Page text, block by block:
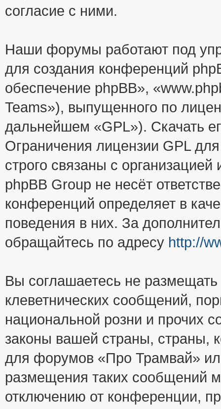
согласие с ними.
Наши форумы работают под
для создания конференций
обеспечение phpBB»,
Teams»), выпущенного по
дальнейшем «GPL»). Скачать
Ограничения лицензии GPL
строго связаны с
phpBB Group не несёт
конференций определяет в
поведения в них. За
обращайтесь по адресу http://
Вы соглашаетесь не
клеветнических сообщений,
национальной розни и прочих
законы вашей страны, страны,
для форумов «Про Трамвай»
размещения таких сообщений
отключению от конференции,